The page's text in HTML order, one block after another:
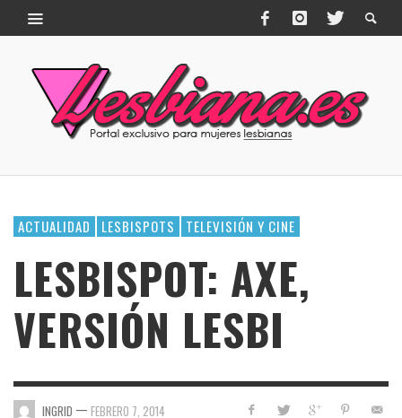
ACTUALIDAD LESBISPOTS TELEVISIÓN Y CINE
LESBISPOT: AXE,
VERSIÓN LESBI
INGRID — FEBRERO 7, 2014